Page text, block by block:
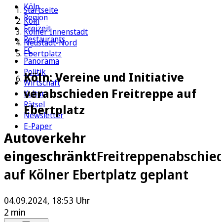
Köln
Region
Freizeit
Restaurants
FC
Panorama
Politik
Wirtschaft
Kultur
Rätsel
Newsletter
E-Paper
Startseite
Köln
Kölner Innenstadt
Neustadt-Nord
Ebertplatz
Köln: Vereine und Initiative
verabschieden Freitreppe auf
Ebertplatz
Autoverkehr
eingeschränkt
auf Kölner Ebertplatz geplant
04.09.2024, 18:53 Uhr
2 min